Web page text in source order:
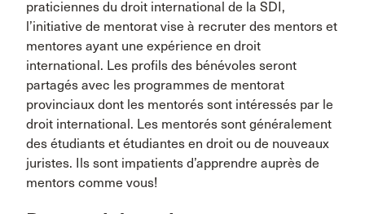
praticiennes du droit international de la SDI,
l’initiative de mentorat vise à recruter des mentors et
mentores ayant une expérience en droit
international. Les profils des bénévoles seront
partagés avec les programmes de mentorat
provinciaux dont les mentorés sont intéressés par le
droit international. Les mentorés sont généralement
des étudiants et étudiantes en droit ou de nouveaux
juristes. Ils sont impatients d’apprendre auprès de
mentors comme vous!